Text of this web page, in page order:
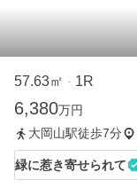
57.63㎡ ・ 1R
6,380万円
大岡山駅徒歩7分
緑に惹き寄せられて